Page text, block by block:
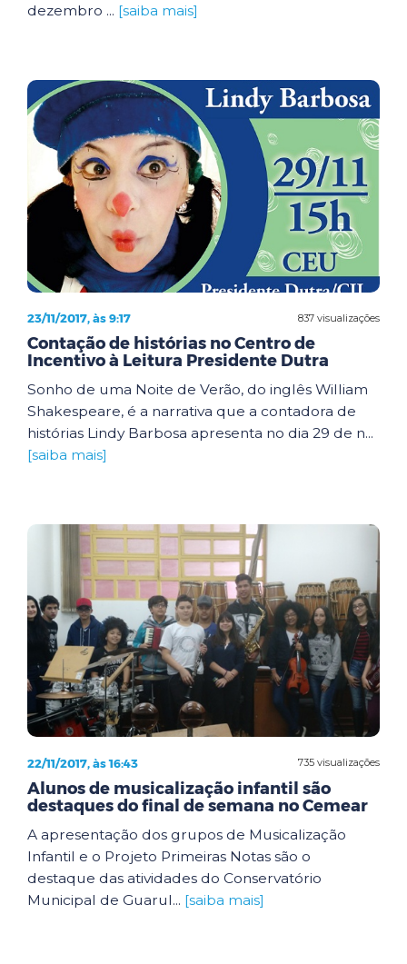
dezembro ... [saiba mais]
837 visualizações
23/11/2017, às 9:17
Contação de histórias no Centro de
Incentivo à Leitura Presidente Dutra
Sonho de uma Noite de Verão, do inglês William
Shakespeare, é a narrativa que a contadora de
histórias Lindy Barbosa apresenta no dia 29 de n...
[saiba mais]
735 visualizações
22/11/2017, às 16:43
Alunos de musicalização infantil são
destaques do final de semana no Cemear
A apresentação dos grupos de Musicalização
Infantil e o Projeto Primeiras Notas são o
destaque das atividades do Conservatório
Municipal de Guarul... [saiba mais]